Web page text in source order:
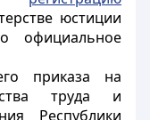
юстиции
официальное
приказа на
труда и
Республики